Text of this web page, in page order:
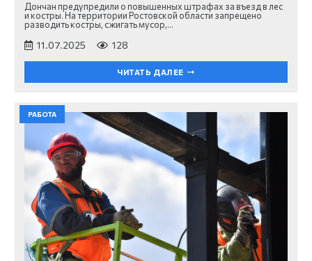
Дончан предупредили о повышенных штрафах за въезд в лес
и костры. На территории Ростовской области запрещено
разводить костры, сжигать мусор,…
11.07.2025 128
ЧИТАТЬ ДАЛЕЕ
РАБОТА